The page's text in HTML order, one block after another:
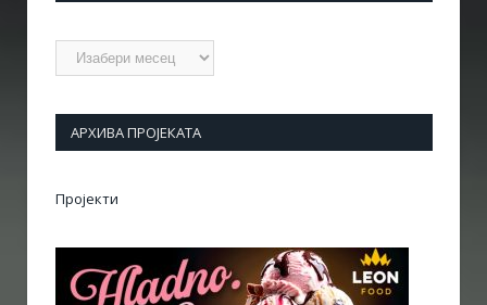
Архиве
АРХИВА ПРОЈЕКАТА
Пројекти